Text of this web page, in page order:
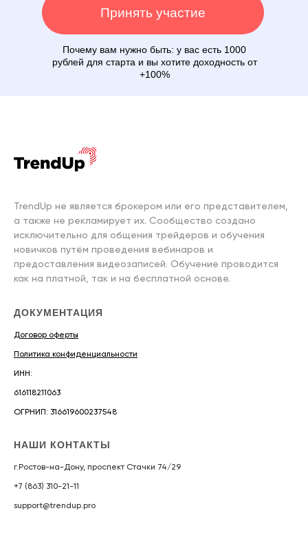
Принять участие
Почему вам нужно быть: у вас есть 1000
рублей для старта и вы хотите доходность от
+100%
TrendUp не является брокером или его представителем,
а также не рекламирует их. Сообщество создано
исключительно для общения трейдеров и обучения
новичков путём проведения вебинаров и
предоставления видеозаписей. Обучение проводится
как на платной, так и на бесплатной основе.
ДОКУМЕНТАЦИЯ
Договор оферты
Политика конфиденциальности
ИНН:
616118211063
ОГРНИП: 316619600237548
НАШИ КОНТАКТЫ
г.Ростов-на-Дону, проспект Стачки 74/29
+7 (863) 310-21-11
support@trendup.pro